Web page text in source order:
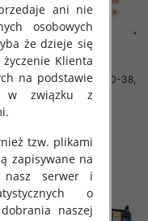
męskie jeans Roz 30-38,
1 Kolor .Paczka 10 szt
szczegóły
ani nie
osobowych
że dzieje się
Klienta
na podstawie
w związku z
tzw. plikami
zapisywane na
nasz serwer i
o
naszej